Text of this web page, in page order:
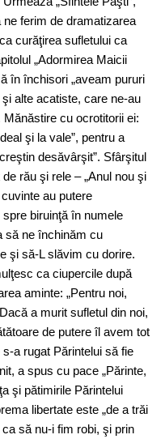
ferim de dramatizarea
curăţirea sufletului ca
„Adormirea Maicii
în închisori „aveam pururi
alte acatiste, care ne-au
cu ocrotitorii ei:
şi la vale”, pentru a
desăvârşit”. Sfârşitul
rău şi rele – „Anul nou şi
au putere
biruinţă în numele
să ne închinăm cu
şi să-L slăvim cu dorire.
ca ciupercile după
aminte: „Pentru noi,
a murit sufletul din noi,
de putere îl avem tot
a rugat Părintelui să fie
a spus cu pace „Părinte,
şi pătimirile Părintelui
libertate este „de a trăi
să nu-i fim robi, şi prin